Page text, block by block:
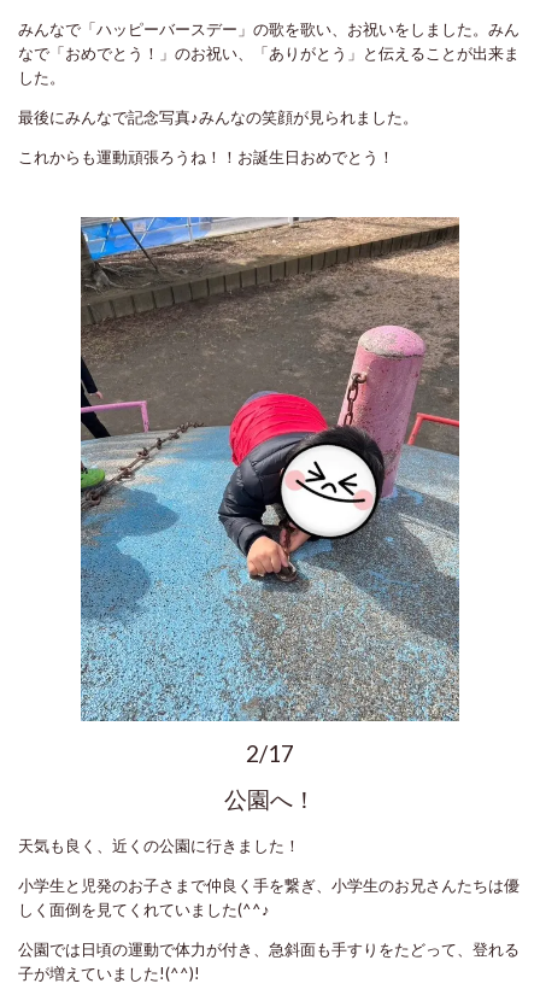
みんなで「ハッピーバースデー」の歌を歌い、お祝いをしました。みん
なで「おめでとう！」のお祝い、「ありがとう」と伝えることが出来ま
した。
最後にみんなで記念写真♪みんなの笑顔が見られました。
これからも運動頑張ろうね！！お誕生日おめでとう！
2/17
公園へ！
天気も良く、近くの公園に行きました！
小学生と児発のお子さまで仲良く手を繋ぎ、小学生のお兄さんたちは優
しく面倒を見てくれていました(^^♪
公園では日頃の運動で体力が付き、急斜面も手すりをたどって、登れる
子が増えていました!(^^)!